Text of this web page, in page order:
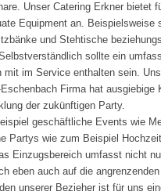
Unser Catering Erkner bietet
Equipment an. Beispielsweise
und Stehtische
sollte ein
mit im Service enthalten sein.
Firma hat ausgiebige
der zukünftigen Party.
geschäftliche Events wie
Partys wie zum Beispiel
Einzugsbereich umfasst nicht
eben auch auf die
unserer Bezieher ist für uns